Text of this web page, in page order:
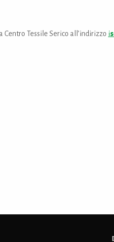
Tessile Serico all’indirizzo i